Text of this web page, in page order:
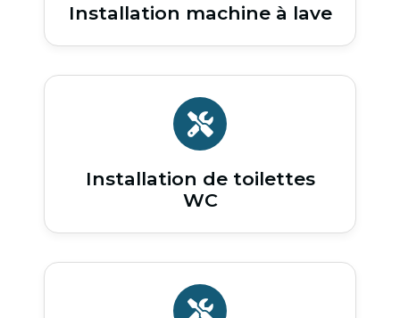
Installation machine à lave
Installation de toilettes
WC